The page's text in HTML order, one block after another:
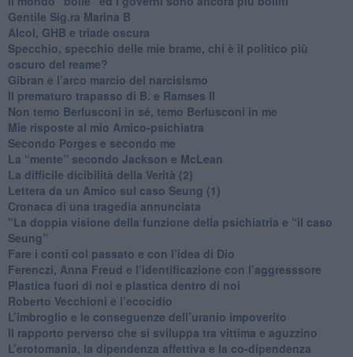
​Gentile Sig.ra Marina B
​Alcol, GHB e triade oscura
​Specchio, specchio delle mie brame, chi è il politico più
oscuro del reame?
​Gibran e l’arco marcio del narcisismo
​Il prematuro trapasso di B. e Ramses II
​Non temo Berlusconi in sé, temo Berlusconi in me
​Mie risposte al mio Amico-psichiatra
​Secondo Porges e secondo me
​La “mente” secondo Jackson e McLean
La difficile dicibilità della Verità (2)
​Lettera da un Amico sul caso Seung (1)
​Cronaca di una tragedia annunciata
"​La doppia visione della funzione della psichiatria e “il caso
Seung”
​Fare i conti col passato e con l’idea di Dio
​Ferenczi, Anna Freud e l’identificazione con l’aggresssore
Plastica fuori di noi e plastica dentro di noi
​Roberto Vecchioni e l’ecocidio
​L’imbroglio e le conseguenze dell’uranio impoverito
​Il rapporto perverso che si sviluppa tra vittima e aguzzino
L’erotomania, la dipendenza affettiva e la co-dipendenza